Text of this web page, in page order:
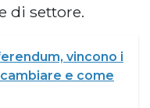
di settore.
vincono i
e come